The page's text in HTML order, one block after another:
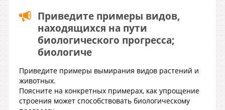
Приведите примеры видов,
находящихся на пути
биологического прогресса;
биологиче
Приведите примеры вымирания видов растений и
животных.
Поясните на конкретных примерах, как упрощение
строения может способствовать биологическому